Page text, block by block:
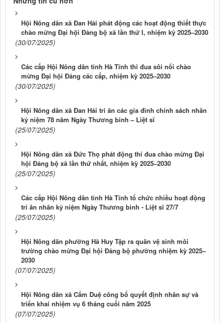
Hội Nông dân xã Đan Hải phát động các hoạt động thiết thực
chào mừng Đại hội Đảng bộ xã lần thứ I, nhiệm kỳ 2025–2030
(30/07/2025)
Các cấp Hội Nông dân tỉnh Hà Tĩnh thi đua sôi nổi chào
mừng Đại hội Đảng các cấp, nhiệm kỳ 2025–2030
(30/07/2025)
Hội Nông dân xã Đan Hải tri ân các gia đình chính sách nhân
kỷ niệm 78 năm Ngày Thương binh – Liệt sĩ
(25/07/2025)
Hội Nông dân xã Đức Thọ phát động thi đua chào mừng Đại
hội Đảng bộ xã lần thứ nhất, nhiệm kỳ 2025–2030
(25/07/2025)
Các cấp Hội Nông dân tỉnh Hà Tĩnh tổ chức nhiều hoạt động
tri ân nhân kỷ niệm Ngày Thương binh - Liệt sĩ 27/7
(25/07/2025)
Hội Nông dân phường Hà Huy Tập ra quân vệ sinh môi
trường chào mừng Đại hội Đảng bộ phường nhiệm kỳ 2025–
2030
(07/07/2025)
Hội Nông dân xã Cẩm Duệ công bố quyết định nhân sự và
triển khai nhiệm vụ 6 tháng cuối năm 2025
(07/07/2025)